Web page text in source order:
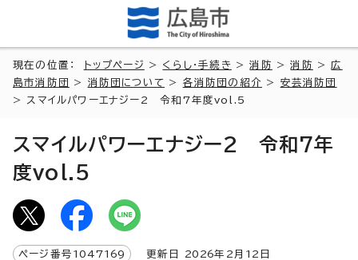
現在の位置： トップページ > くらし・手続き >消防 >消防 >広
島市消防団
> 消防団について > 各消防団の紹介 > 安芸消防団
> スマイルパワーエナジー2 令和7年度vol.5
スマイルパワーエナジー2 令和7年
度vol.5
ページ番号 1047169 更新日 2026年2月 12 日